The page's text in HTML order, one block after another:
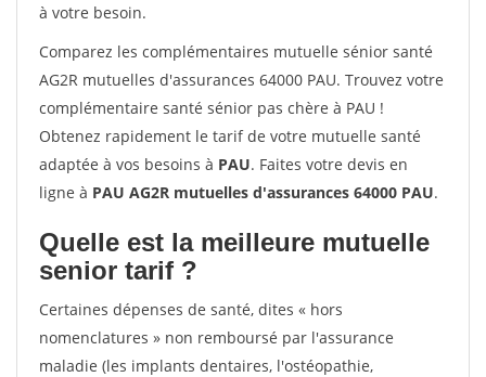
à votre besoin.
Comparez les complémentaires mutuelle sénior santé
AG2R mutuelles d'assurances 64000 PAU. Trouvez votre
complémentaire santé sénior pas chère à PAU !
Obtenez rapidement le tarif de votre mutuelle santé
adaptée à vos besoins à PAU. Faites votre devis en
ligne à PAU AG2R mutuelles d'assurances 64000 PAU.
Quelle est la meilleure mutuelle
senior tarif ?
Certaines dépenses de santé, dites « hors
nomenclatures » non remboursé par l'assurance
maladie (les implants dentaires, l'ostéopathie,